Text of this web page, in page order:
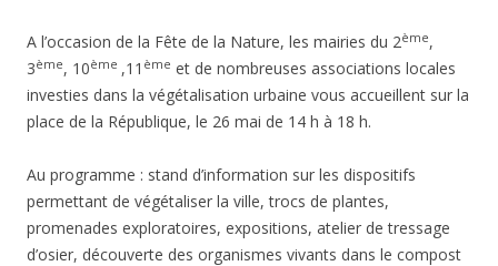
A l’occasion de la Fête de la Nature, les mairies du 2ème,
3ème, 10ème ,11 ème et de nombreuses associations locales
investies dans la végétalisation urbaine vous accueillent sur la
place de la République, le 26 mai de 14 h à 18 h.
Au programme : stand d’information sur les dispositifs
permettant de végétaliser la ville, trocs de plantes,
promenades exploratoires, expositions, atelier de tressage
d’osier, découverte des organismes vivants dans le compost